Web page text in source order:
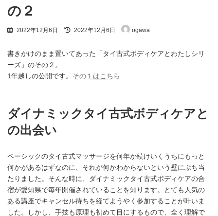
の２
2022年12月6日
最
新
:
2022年12月6日 ogawa
書きかけのまま置いてあった「タイ古式ボディケアとわたしシリ
ーズ」のその２。
1年越しの公開です。 その１はこちら
ダイナミックタイ古式ボディケアと
の出会い
ベーシックのタイ古式マッサージを何年か続けいくうちにもっと
何かがあるはずなのに、それが何かわからないという壁にぶち当
たりました。そんな時に、ダイナミックタイ古式ボディケアの合
宿が愛知県で毎年開催されていることを知ります。とても人気の
ある講座でキャンセル待ちを経てようやく参加することが叶いま
した。しかし、手技も原理も初めて目にするもので、全く理解で